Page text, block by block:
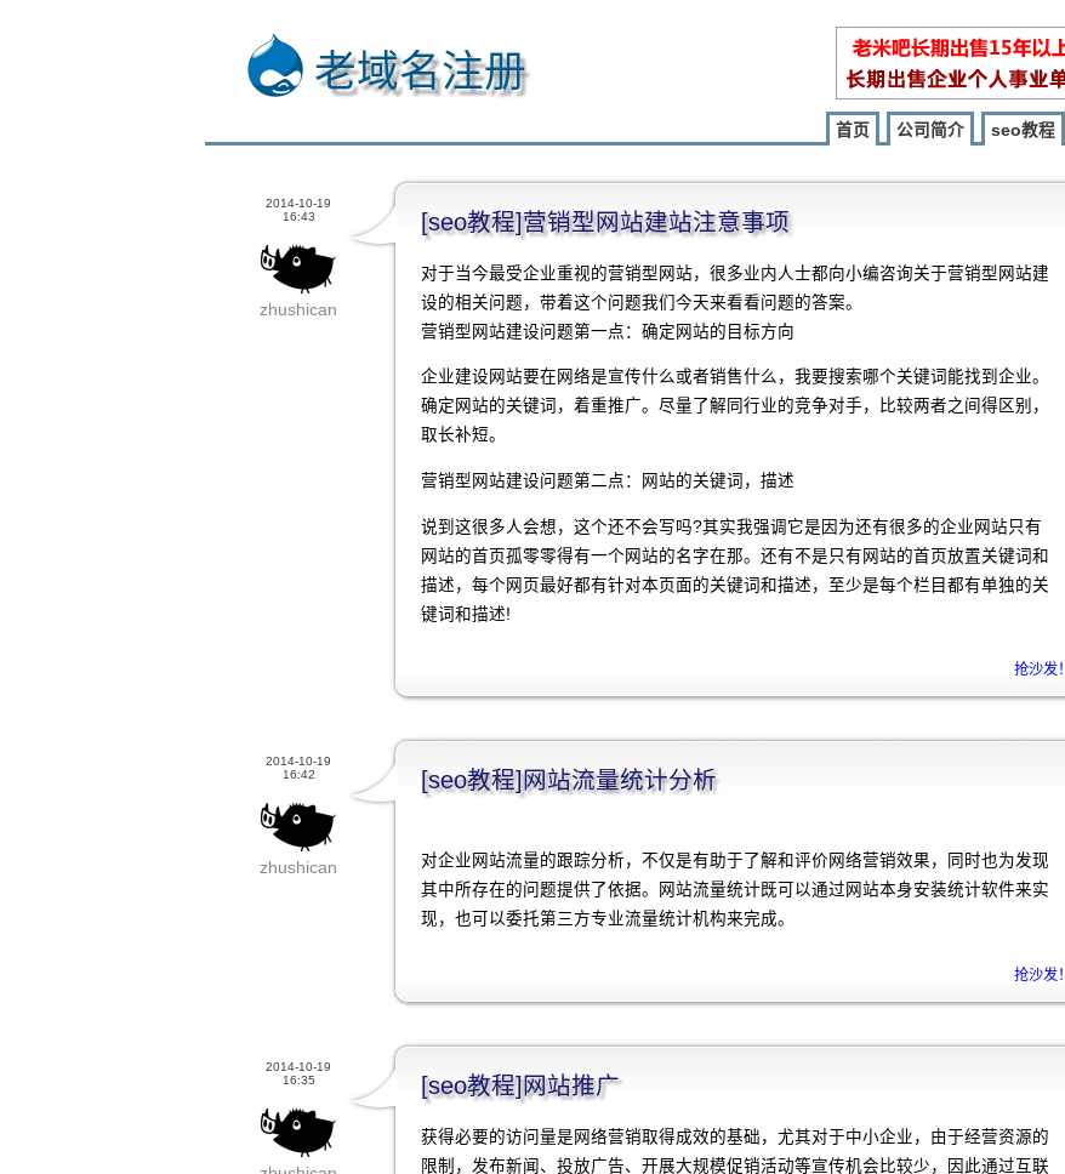
老域名注册
首页 公司简介 seo教程
2014-10-19
16:43
zhushican
[seo教程]营销型网站建站注意事项
对于当今最受企业重视的营销型网站，很多业内人士都向小编咨询关于营销型网站建
设的相关问题，带着这个问题我们今天来看看问题的答案。
营销型网站建设问题第一点：确定网站的目标方向
企业建设网站要在网络是宣传什么或者销售什么，我要搜索哪个关键词能找到企业。
确定网站的关键词，着重推广。尽量了解同行业的竞争对手，比较两者之间得区别，
取长补短。
营销型网站建设问题第二点：网站的关键词，描述
说到这很多人会想，这个还不会写吗?其实我强调它是因为还有很多的企业网站只有
网站的首页孤零零得有一个网站的名字在那。还有不是只有网站的首页放置关键词和
描述，每个网页最好都有针对本页面的关键词和描述，至少是每个栏目都有单独的关
键词和描述!
抢沙发！
2014-10-19
16:42
zhushican
[seo教程]网站流量统计分析
对企业网站流量的跟踪分析，不仅是有助于了解和评价网络营销效果，同时也为发现
其中所存在的问题提供了依据。网站流量统计既可以通过网站本身安装统计软件来实
现，也可以委托第三方专业流量统计机构来完成。
抢沙发！
2014-10-19
16:35
[seo教程]网站推广
获得必要的访问量是网络营销取得成效的基础，尤其对于中小企业，由于经营资源的
限制，发布新闻、投放广告、开展大规模促销活动等宣传机会比较少，因此通过互联